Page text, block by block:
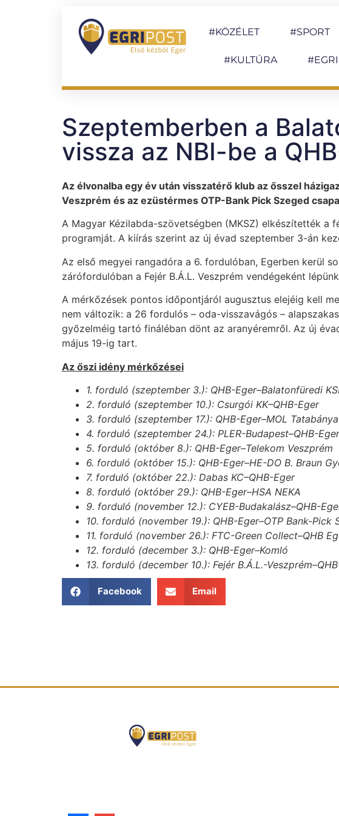
#KÖZÉLET #SPORT
#KULTÚRA
Szeptemberben a
vissza az NBI-be a
Az élvonalba egy év után visszatérő klub az ősszel
Veszprém és az ezüstérmes OTP-Bank Pick Szeged
A Magyar Kézilabda-szövetségben (MKSZ) elkészítették a
programját. A kiírás szerint az új évad szeptember 3-án
Az első megyei rangadóra a 6. fordulóban, Egerben kerül
zárófordulóban a Fejér B.Á.L. Veszprém vendégeként
A mérkőzések pontos időpontjáról augusztus elejéig kell
nem változik: a 26 fordulós – oda-visszavágós –
győzelméig tartó fináléban dönt az aranyéremről. Az új
május 19-ig tart.
Az őszi idény mérkőzései
1. forduló (szeptember 3.): QHB-Eger–Balatonfüredi
2. forduló (szeptember 10.): Csurgói KK–QHB-Eger
3. forduló (szeptember 17.): QHB-Eger–MOL
4. forduló (szeptember 24.): PLER-Budapest–QHB-Eger
5. forduló (október 8.): QHB-Eger–Telekom Veszprém
6. forduló (október 15.): QHB-Eger–HE-DO B. Braun
7. forduló (október 22.): Dabas KC–QHB-Eger
8. forduló (október 29.): QHB-Eger–HSA NEKA
9. forduló (november 12.): CYEB-Budakalász–QHB-
10. forduló (november 19.): QHB-Eger–OTP Bank-Pick
11. forduló (november 26.): FTC-Green Collect–QHB
12. forduló (december 3.): QHB-Eger–Komló
13. forduló (december 10.): Fejér B.Á.L.-
Facebook Email